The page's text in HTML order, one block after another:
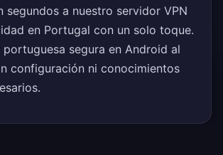
segundos a nuestro servidor VPN
en Portugal con un solo toque.
portuguesa segura en Android al
configuración ni conocimientos